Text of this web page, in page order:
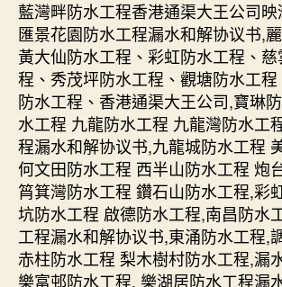
藍灣畔防水工程香港通渠大王公司
匯景花園防水工程漏水和解协议书,
黃大仙防水工程、彩虹防水工程、
程、秀茂坪防水工程、觀塘防水工
防水工程、香港通渠大王公司,寶琳
水工程 九龍防水工程 九龍灣防水工
程漏水和解协议书,九龍城防水工程
何文田防水工程 西半山防水工程 炮
筲箕灣防水工程 鑽石山防水工程,彩
坑防水工程 啟德防水工程,南昌防水
工程漏水和解协议书,東涌防水工程,
赤柱防水工程 梨木樹村防水工程,漏
樂富邨防水工程, 樂湖居防水工程漏